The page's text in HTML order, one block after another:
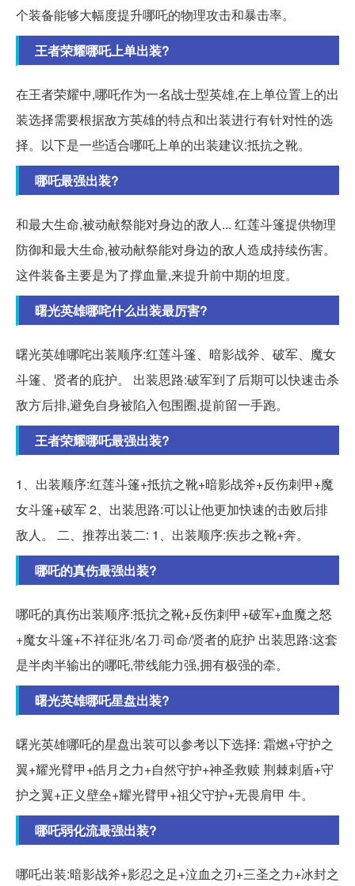
个装备能够大幅度提升哪吒的物理攻击和暴击率。
王者荣耀哪吒上单出装?
在王者荣耀中,哪吒作为一名战士型英雄,在上单位置上的出
装选择需要根据敌方英雄的特点和出装进行有针对性的选
择。以下是一些适合哪吒上单的出装建议:抵抗之靴。
哪吒最强出装?
和最大生命,被动献祭能对身边的敌人... 红莲斗篷提供物理
防御和最大生命,被动献祭能对身边的敌人造成持续伤害。
这件装备主要是为了撑血量,来提升前中期的坦度。
曙光英雄哪咤什么出装最厉害?
曙光英雄哪咤出装顺序:红莲斗篷、暗影战斧、破军、魔女
斗篷、贤者的庇护。 出装思路:破军到了后期可以快速击杀
敌方后排,避免自身被陷入包围圈,提前留一手跑。
王者荣耀哪吒最强出装?
1、出装顺序:红莲斗篷+抵抗之靴+暗影战斧+反伤刺甲+魔
女斗篷+破军 2、出装思路:可以让他更加快速的击败后排
敌人。 二、推荐出装二: 1、出装顺序:疾步之靴+奔。
哪吒的真伤最强出装?
哪吒的真伤出装顺序:抵抗之靴+反伤刺甲+破军+血魔之怒
+魔女斗篷+不祥征兆/名刀·司命/贤者的庇护 出装思路:这套
是半肉半输出的哪吒,带线能力强,拥有极强的牵。
曙光英雄哪吒星盘出装?
曙光英雄哪吒的星盘出装可以参考以下选择: 霜燃+守护之
翼+耀光臂甲+皓月之力+自然守护+神圣救赎 荆棘刺盾+守
护之翼+正义壁垒+耀光臂甲+祖父守护+无畏肩甲 牛。
哪吒弱化流最强出装?
哪吒出装:暗影战斧+影忍之足+泣血之刃+三圣之力+冰封之